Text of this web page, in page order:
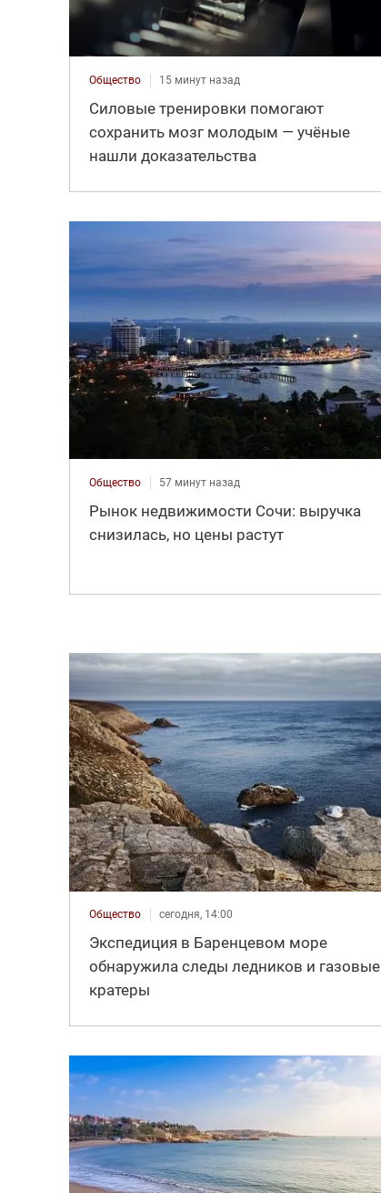
Общество 15 минут назад
Силовые тренировки помогают
сохранить мозг молодым — учёные
нашли доказательства
Общество 57 минут назад
Рынок недвижимости Сочи: выручка
снизилась, но цены растут
Общество сегодня, 14:00
Экспедиция в Баренцевом море
обнаружила следы ледников и газовые
кратеры